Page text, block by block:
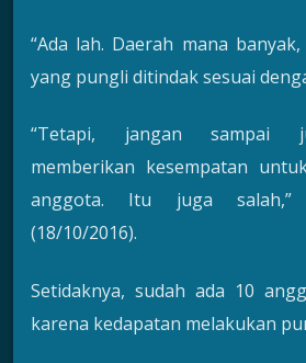
“Ada lah. Daerah mana
yang pungli ditindak sesuai
“Tetapi, jangan sampai
memberikan kesempatan
anggota. Itu juga salah,”
(18/10/2016).
Setidaknya, sudah ada 10
karena kedapatan melakukan